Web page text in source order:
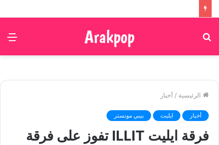
الرئيسية / أخبار
أخبار ايليت بيبي مونستر
فرقة ايليت ILLIT تفوز على فرقة